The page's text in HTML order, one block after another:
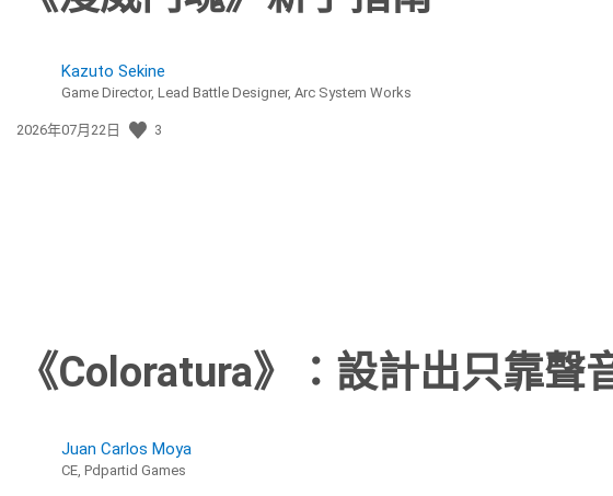
Kazuto Sekine
Game Director, Lead Battle Designer, Arc System Works
發
2026年07月22日 3
《Coloratura》：設計出只靠聲
Juan Carlos Moya
CE, Pdpartid Games